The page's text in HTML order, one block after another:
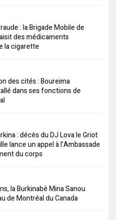
: la Brigade Mobile de
des médicaments
la cigarette
des cités : Boureima
dans ses fonctions de
: décès du DJ Lova le Griot
lance un appel à l’Ambassade
du corps
la Burkinabè Mina Sanou
de Montréal du Canada